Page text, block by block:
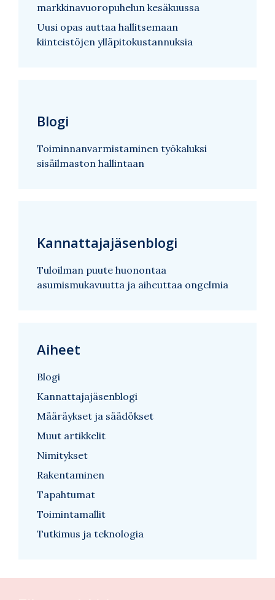
markkinavuoropuhelun kesäkuussa
Uusi opas auttaa hallitsemaan
kiinteistöjen ylläpitokustannuksia
Blogi
Toiminnanvarmistaminen työkaluksi
sisäilmaston hallintaan
Kannattajajäsenblogi
Tuloilman puute huonontaa
asumismukavuutta ja aiheuttaa ongelmia
Aiheet
Blogi
Kannattajajäsenblogi
Määräykset ja säädökset
Muut artikkelit
Nimitykset
Rakentaminen
Tapahtumat
Toimintamallit
Tutkimus ja teknologia